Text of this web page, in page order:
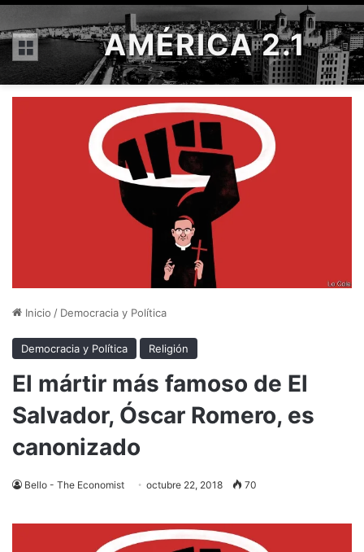
Menú AMÉRICA 2.1
Inicio / Democracia y Política
Democracia y Política Religión
El mártir más famoso de El
Salvador, Óscar Romero, es
canonizado
Bello - The Economist octubre 22, 2018 70